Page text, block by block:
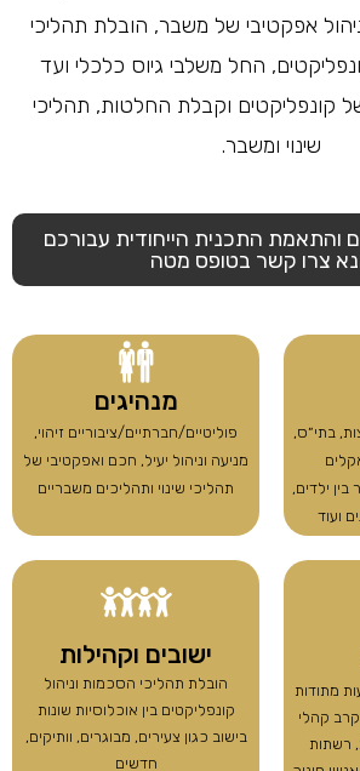
אפקטיבי של משבר, הובלת תהליכי
החל משלבי גיוס כלכלי ועד
קונפליקטים וקבלת החלטות, תהליכי
שינוי ומשבר.
והתאמת התכנית הייחודית עבורכם
צרו קשר בטופס מטה
בתי״ס,
ילדים,
ועוד
מנהיגים
פוליטיים/חברתיים/ציבוריים זיהוי,
מניעה וניהול יעיל, חכם ואפקטיבי של
תהליכי שינוי ותהליכים משבריים
מתודות
קהלי
רשתות
ישובים וקהילות
הובלת תהליכי הסכמות וניהול
קונפליקטים בין אוכלוסיות שונות
בישוב כגון צעירים, מבוגרים, וותיקים,
חדשים